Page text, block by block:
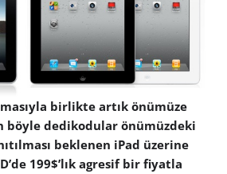
birlikte artık önümüze
böyle dedikodular önümüzdeki
beklenen iPad üzerine
199$’lık agresif bir fiyatla